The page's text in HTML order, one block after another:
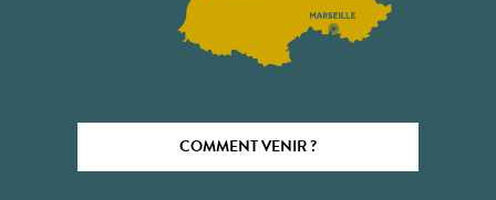
COMMENT VENIR ?